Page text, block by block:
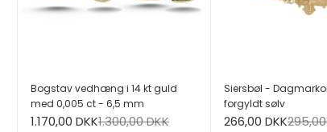
Bogstav vedhæng i 14 kt guld
med 0,005 ct - 6,5 mm
Salgspris
1.170,00 DKKNormalpris
1.300,00 DKK
Siersbøl -
forgyldt sølv
Salgspris
266,00 DKK